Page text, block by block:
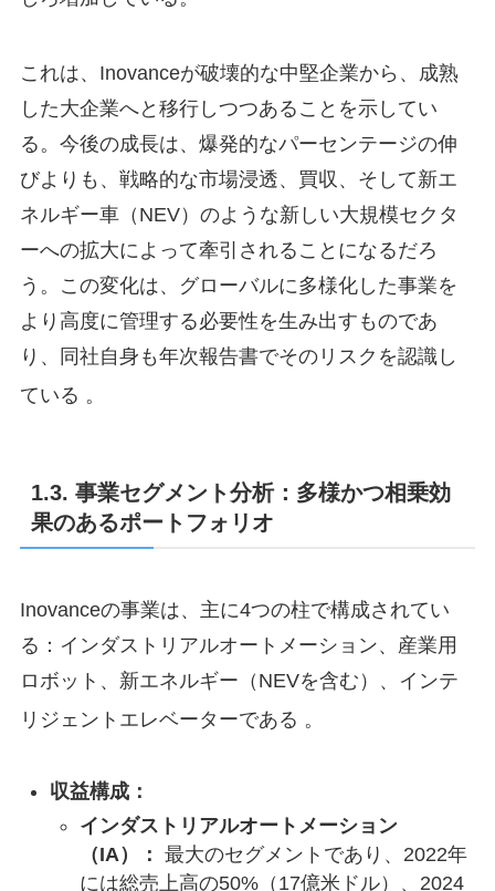
これは、Inovanceが破壊的な中堅企業から、成熟
した大企業へと移行しつつあることを示してい
る。今後の成長は、爆発的なパーセンテージの伸
びよりも、戦略的な市場浸透、買収、そして新エ
ネルギー車（NEV）のような新しい大規模セクタ
ーへの拡大によって牽引されることになるだろ
う。この変化は、グローバルに多様化した事業を
より高度に管理する必要性を生み出すものであ
り、同社自身も年次報告書でそのリスクを認識し
ている 。
1.3. 事業セグメント分析：多様かつ相乗効
果のあるポートフォリオ
Inovanceの事業は、主に4つの柱で構成されてい
る：インダストリアルオートメーション、産業用
ロボット、新エネルギー（NEVを含む）、インテ
リジェントエレベーターである 。
収益構成：
インダストリアルオートメーション
（IA）： 最大のセグメントであり、2022年
には総売上高の50%（17億米ドル）、2024